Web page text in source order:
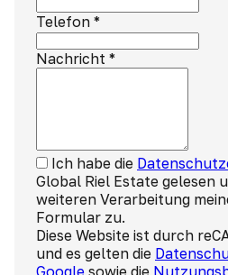
Telefon *
Nachricht *
Ich habe die
Global Riel Estate gelesen
weiteren Verarbeitung
Formular zu.
Diese Website ist durch
und es gelten die
Google sowie die